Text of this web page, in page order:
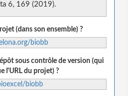
6, 169 (2019).
(dans son ensemble) ?
biobb
sous contrôle de version (qui
l'URL du projet) ?
biobb